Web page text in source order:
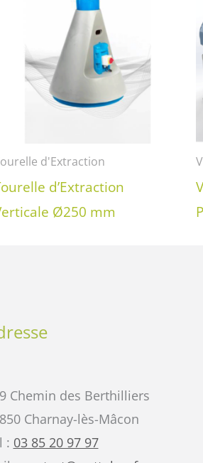
d'Extraction
d’Extraction
Ø250 mm
Chemin des Berthilliers
Charnay-lès-Mâcon
: 03 85 20 97 97